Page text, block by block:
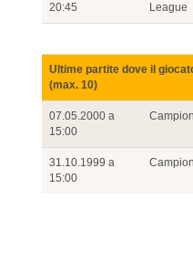
20:45
League
Ultime partite dove il
(max. 10)
07.05.2000 a
15:00
31.10.1999 a
15:00